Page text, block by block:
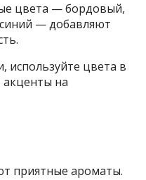
цвета — бордовый,
— добавляют
используйте цвета в
акценты на
приятные ароматы.